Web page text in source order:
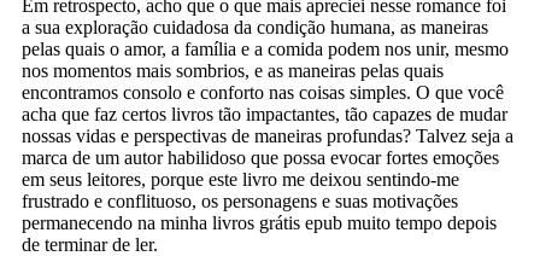
Em retrospecto, acho que o que mais apreciei nesse romance foi
a sua exploração cuidadosa da condição humana, as maneiras
pelas quais o amor, a família e a comida podem nos unir, mesmo
nos momentos mais sombrios, e as maneiras pelas quais
encontramos consolo e conforto nas coisas simples. O que você
acha que faz certos livros tão impactantes, tão capazes de mudar
nossas vidas e perspectivas de maneiras profundas? Talvez seja a
marca de um autor habilidoso que possa evocar fortes emoções
em seus leitores, porque este livro me deixou sentindo-me
frustrado e conflituoso, os personagens e suas motivações
permanecendo na minha livros grátis epub muito tempo depois
de terminar de ler.